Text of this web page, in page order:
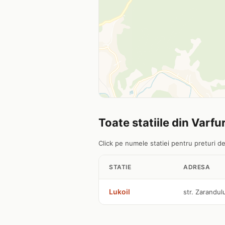
Toate statiile din
Click pe numele statiei pentru preturi
STATIE ADRESA
Lukoil str.